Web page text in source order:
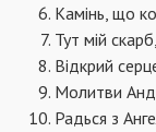
Камінь, що
Тут мій
Відкрий
Молитви
Радься з